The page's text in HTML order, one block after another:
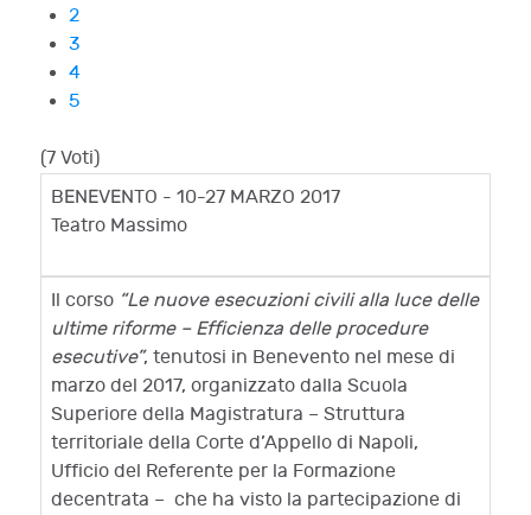
2
3
4
5
(7 Voti)
BENEVENTO - 10-27 MARZO 2017
Teatro Massimo
Il corso “Le nuove esecuzioni civili alla luce delle
ultime riforme – Efficienza delle procedure
esecutive”, tenutosi in Benevento nel mese di
marzo del 2017, organizzato dalla Scuola
Superiore della Magistratura – Struttura
territoriale della Corte d’Appello di Napoli,
Ufficio del Referente per la Formazione
decentrata – che ha visto la partecipazione di